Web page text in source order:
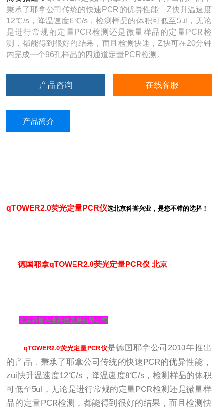
秉承了耶拿公司传统的快速PCR的优异性能，Z快升温速度
12℃/s，降温速度8℃/s，检测样品的体积可低至5ul，无论
是进行常规的定量PCR检测还是微量样品的定量PCR检
测，都能得到很好的结果，而且检测快速，Z快可在20分钟
内完成一个96孔样品的四通道定量PCR检测。
产品咨询 在线客服
产品简介
qTOWER2.0荧光定量PCR仪选北京科誉兴业，是您不错的选择！
德国耶拿qTOWER2.0荧光定量PCR仪 北京
北京科誉兴业科技发展有限公司
qTOWER2.0荧光定量PCR仪是德国耶拿公司2010年推出
的产品，秉承了耶拿公司传统的快速PCR的优异性能，
zui快升温速度12℃/s，降温速度8℃/s，检测样品的体积
可低至5ul，无论是进行常规的定量PCR检测还是微量样
品的定量PCR检测，都能得到很好的结果，而且检测快